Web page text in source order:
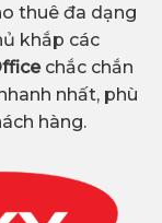
thuê đa dạng
khắp các
chắc chắn
nhất, phù
hàng.